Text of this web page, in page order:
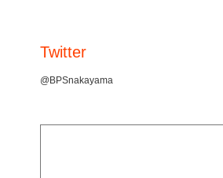
Twitter
@BPSnakayama